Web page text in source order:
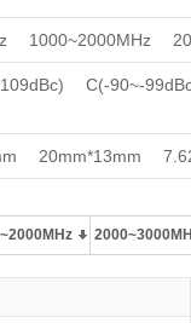
1000~2000MHz
C(-90~-
20mm*13mm